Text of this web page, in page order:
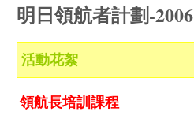
明日領航者計劃-2006
領航長培訓課程